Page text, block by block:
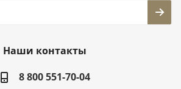
Наши контакты
8 800 551-70-04